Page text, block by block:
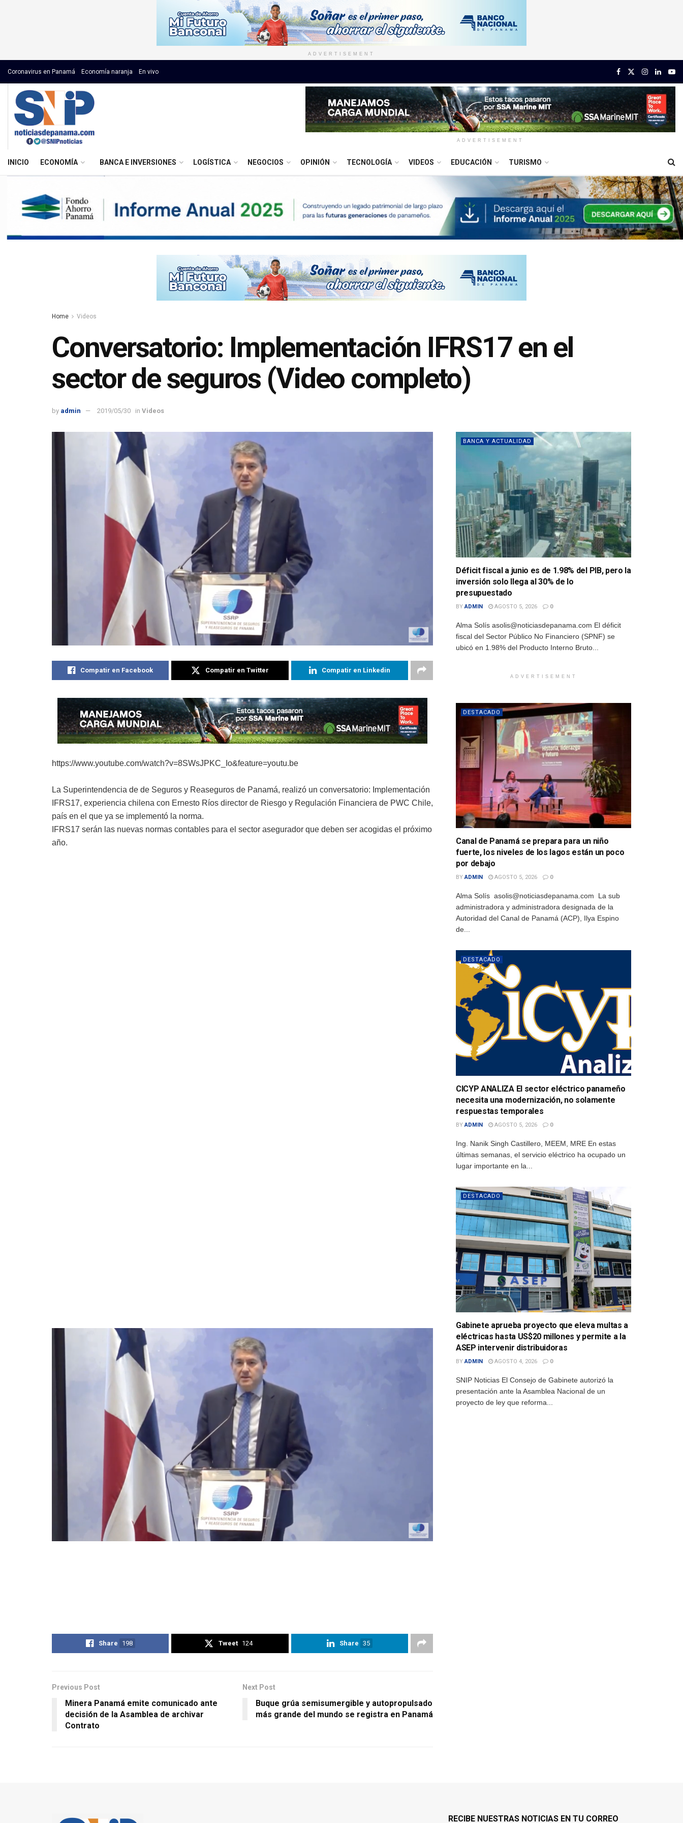
ADVERTISEMENT
Coronavirus en Panamá Economía naranja En vivo
ADVERTISEMENT
INICIO ECONOMÍA BANCA E INVERSIONES LOGÍSTICA NEGOCIOS OPINIÓN TECNOLOGÍA VIDEOS EDUCACIÓN TURISMO
Home Videos
Conversatorio: Implementación IFRS17 en el
sector de seguros (Video completo)
by admin 2019/05/30 in Videos
Compatir en Facebook Compatir en Twitter Compatir en Linkedin
https://www.youtube.com/watch?v=8SWsJPKC_Io&feature=youtu.be
La Superintendencia de de Seguros y Reaseguros de Panamá, realizó un conversatorio: Implementación
IFRS17, experiencia chilena con Ernesto Ríos director de Riesgo y Regulación Financiera de PWC Chile,
país en el que ya se implementó la norma.
IFRS17 serán las nuevas normas contables para el sector asegurador que deben ser acogidas el próximo
año.
Share 198 Tweet 124 Share 35
Previous Post
Minera Panamá emite comunicado ante
decisión de la Asamblea de archivar
Contrato
Next Post
Buque grúa semisumergible y autopropulsado
más grande del mundo se registra en Panamá
BANCA Y ACTUALIDAD
Déficit fiscal a junio es de 1.98% del PIB, pero la
inversión solo llega al 30% de lo
presupuestado
BY ADMIN AGOSTO 5, 2026 0
Alma Solís asolis@noticiasdepanama.com El déficit
fiscal del Sector Público No Financiero (SPNF) se
ubicó en 1.98% del Producto Interno Bruto...
ADVERTISEMENT
DESTACADO
Canal de Panamá se prepara para un niño
fuerte, los niveles de los lagos están un poco
por debajo
BY ADMIN AGOSTO 5, 2026 0
Alma Solís asolis@noticiasdepanama.com La sub
administradora y administradora designada de la
Autoridad del Canal de Panamá (ACP), Ilya Espino
de...
DESTACADO
CICYP ANALIZA El sector eléctrico panameño
necesita una modernización, no solamente
respuestas temporales
BY ADMIN AGOSTO 5, 2026 0
Ing. Nanik Singh Castillero, MEEM, MRE En estas
últimas semanas, el servicio eléctrico ha ocupado un
lugar importante en la...
DESTACADO
Gabinete aprueba proyecto que eleva multas a
eléctricas hasta US$20 millones y permite a la
ASEP intervenir distribuidoras
BY ADMIN AGOSTO 4, 2026 0
SNIP Noticias El Consejo de Gabinete autorizó la
presentación ante la Asamblea Nacional de un
proyecto de ley que reforma...
RECIBE NUESTRAS NOTICIAS EN TU CORREO